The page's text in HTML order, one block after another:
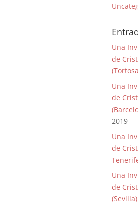
Una
de
Una
de
2019
Una
de
Una
de
(Sevilla)